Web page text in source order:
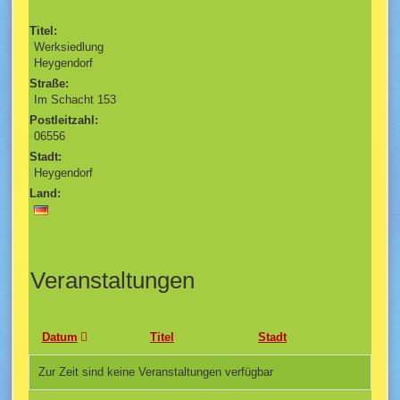
Titel:
Werksiedlung
Heygendorf
Straße:
Im Schacht 153
Postleitzahl:
06556
Stadt:
Heygendorf
Land:
Veranstaltungen
Datum Titel Stadt
Zur Zeit sind keine Veranstaltungen verfügbar